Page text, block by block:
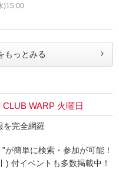
)15:00
もっとみる
CLUB WARP 火曜日
を完全網羅
が簡単に検索・参加が可能！
付イベントも多数掲載中！